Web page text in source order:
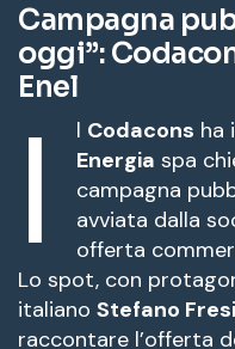
Campagna
oggi”:
Enel
I l Codacons ha
Energia spa
campagna
avviata dalla
offerta
Lo spot, con
italiano Stefano Fresi
raccontare l’offerta